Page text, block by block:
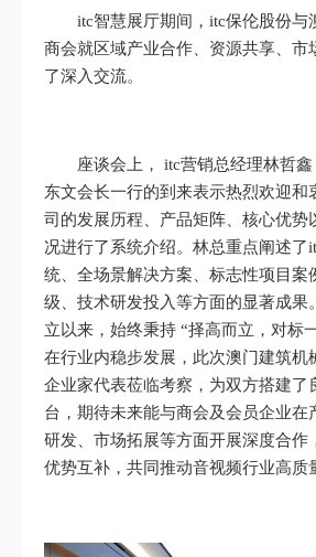
itc智慧展厅期间，itc保伦股份与
商会就区域产业合作、资源共享、市
了深入交流。
座谈会上， itc营销总经理林哲
东文会长一行的到来表示热烈欢迎和
司的发展历程、产品矩阵、核心优势
况进行了系统介绍。林总重点阐述了
统、全场景解决方案、标志性项目案
级、技术研发投入等方面的显著成果
立以来，始终秉持 “择高而立，对标
在行业内稳步发展，此次澳门建筑机
企业家代表莅临考察，为双方搭建了
台，期待未来能与商会及会员企业在
研发、市场拓展等方面开展深度合作
优势互补，共同推动音视频行业高质